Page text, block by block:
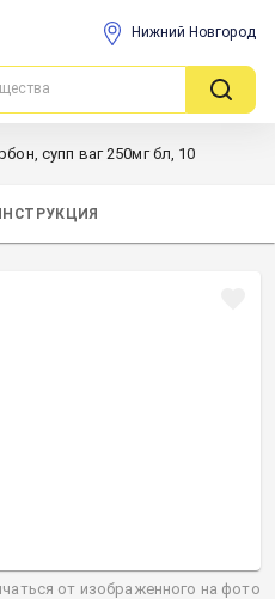
Нижний Новгород
супп ваг 250мг бл, 10
от изображенного на фото